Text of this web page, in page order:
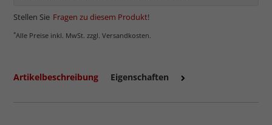
Stellen Sie Fragen zu diesem Produkt!
*Alle Preise inkl. MwSt. zzgl. Versandkosten.
Artikelbeschreibung Eigenschaften